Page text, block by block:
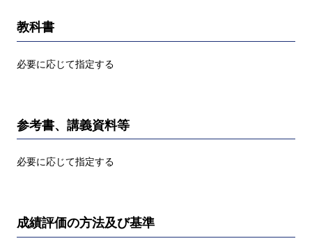
教科書
必要に応じて指定する
参考書、講義資料等
必要に応じて指定する
成績評価の方法及び基準